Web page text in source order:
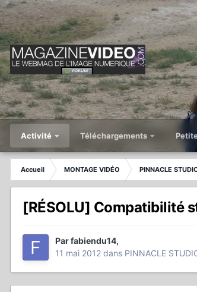
Activité Téléchargements
Accueil MONTAGE VIDÉO PINNACLE
[RÉSOLU] Compatibilité
Parfabiendu14,
11 mai 2012 dans PINNACLE